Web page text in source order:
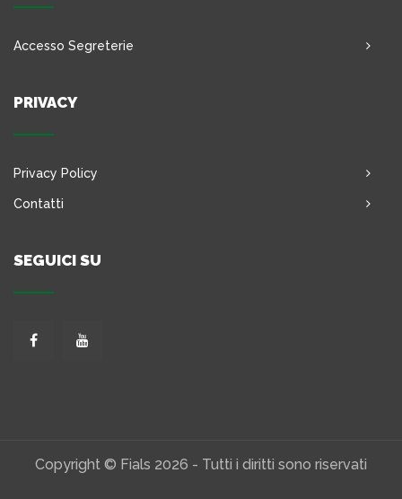
Accesso Segreterie
PRIVACY
Privacy Policy
Contatti
SEGUICI SU
Copyright © Fials 2026 - Tutti i diritti sono riservati